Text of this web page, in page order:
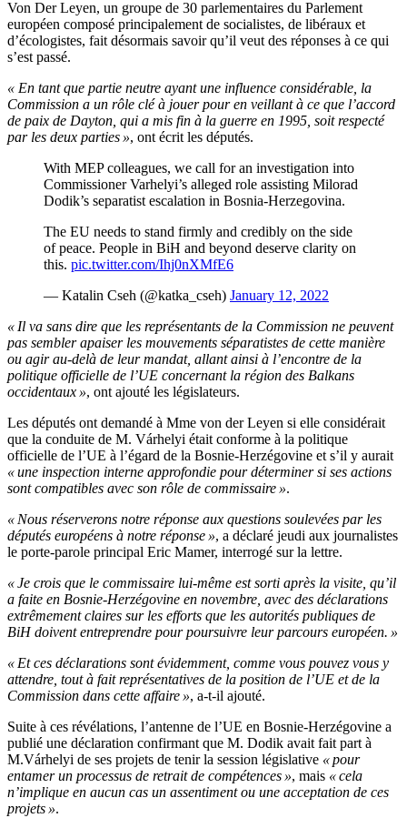
Von DerLeyen, un groupe de 30 parlementaires du Parlement
européen composé principalement de socialistes, de libéraux et
d’écologistes, fait désormais savoirqu’il veut des réponses à ce qui
s’est passé.
« En tant que partie neutre ayant une influence considérable, la
Commission a un rôle clé à jouer pour en veillant à ce que l’accord
de paix de Dayton, qui a mis fin à la guerre en 1995, soit respecté
par les deux parties », ont écrit les députés.
With MEP colleagues, we call for an investigation into
Commissioner Varhelyi’s alleged role assisting Milorad
Dodik’s separatist escalation in Bosnia-Herzegovina.
The EU needs to stand firmly and credibly on the side
of peace. People in BiH and beyond deserve clarity on
this. pic.twitter.com/Ihj0nXMfE6
— Katalin Cseh (@katka_cseh) January 12, 2022
« Il va sans dire que les représentants de la Commission ne peuvent
pas sembler apaiser les mouvements séparatistes de cette manière
ou agir au-delà de leur mandat, allant ainsi à l’encontre de la
politique officielle de l’UE concernant la région des Balkans
occidentaux », ont ajouté les législateurs.
Les députés ont demandé à Mme von derLeyen si elle considérait
que la conduite de M. Várhelyi était conforme à la politique
officielle de l’UE à l’égard de la Bosnie-Herzégovine et s’il y aurait
«une inspection interne approfondie pour déterminer si ses actions
sont compatibles avec son rôle de commissaire ».
« Nous réserverons notre réponse aux questions soulevées par les
députés européens à notre réponse », a déclaré jeudi aux journalistes
le porte-parole principal Eric Mamer, interrogé sur la lettre.
«Je crois que le commissaire lui-même est sorti après la visite, qu’il
a faite en Bosnie-Herzégovine en novembre, avec des déclarations
extrêmement claires sur les efforts que les autorités publiques de
BiH doivent entreprendre pour poursuivre leur parcours européen. »
« Et ces déclarations sont évidemment, comme vous pouvez vous y
attendre, tout à fait représentatives de la position de l’UE et de la
Commission dans cette affaire », a-t-il ajouté.
Suite à ces révélations, l’antenne de l’UE en Bosnie-Herzégovine a
publié une déclaration confirmant que M. Dodik avait fait part à
M.Várhelyi de ses projets de tenir la session législative «pour
entamer un processus de retrait de compétences », mais «cela
n’implique en aucun cas un assentiment ou une acceptation de ces
projets ».